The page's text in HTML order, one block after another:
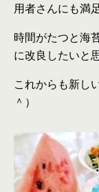
用者さんにも満
時間がたつと海
に改良したいと
これからも新し
＾）